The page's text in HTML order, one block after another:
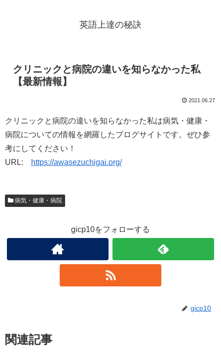
英語上達の秘訣
クリニックと病院の違いを知らなかった私
【最新情報】
2021.06.27
クリニックと病院の違いを知らなかった私は病気・健康・
病院についての情報を網羅したブログサイトです。ぜひ参
考にしてください！
URL:
https://awasezuchigai.org/
病気・健康・病院
gicp10をフォローする
gicp10
関連記事